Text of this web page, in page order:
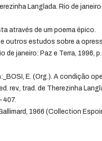
Langlada. Rio de
através de um poema épico.
outros estudos sobre a
de janeiro: Paz e Terra, 1996,
E. (Org.). A condição
rev., trad. de Therezinha
407.
1966 (Collection